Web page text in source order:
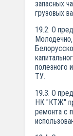
запасных
грузовых
19.2. О
полезного
ТУ.
19.3. О
НК "КТЖ"
ремонта с